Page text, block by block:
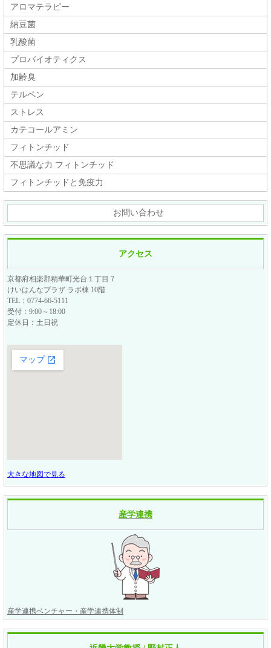
アロマテラピー
納豆菌
乳酸菌
プロバイオティクス
加齢臭
テルペン
ストレス
カテコールアミン
フィトンチッド
不思議な力 フィトンチッド
フィトンチッドと免疫力
お問い合わせ
アクセス
京都府相楽郡精華町光台１丁目７
けいはんなプラザ ラボ棟 10階
TEL：0774-66-5111
受付：9:00～18:00
定休日：土日祝
大きな地図で見る
産学連携
産学連携ベンチャー・産学連携体制